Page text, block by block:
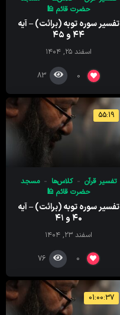
حضرت قائم 🕌
تفسیر سوره توبه (برائت) – آیه
۴۴ و ۴۵
اسفند ۲۵, ۱۴۰۴
0
83
55:19
تفسیر قرآن کلاس‌ها
مسجد
حضرت قائم 🕌
تفسیر سوره توبه (برائت) – آیه
۴۰ و ۴۱
اسفند ۲۳, ۱۴۰۴
0
76
01:00:37